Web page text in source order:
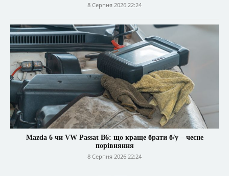
8 Серпня 2026 22:24
Mazda 6 чи VW Passat B6: що краще брати б/у – чесне
порівняння
8 Серпня 2026 22:24